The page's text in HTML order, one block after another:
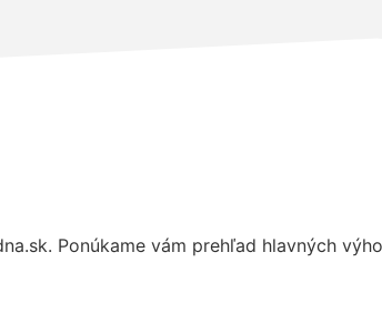
Ponúkame vám prehľad hlavných